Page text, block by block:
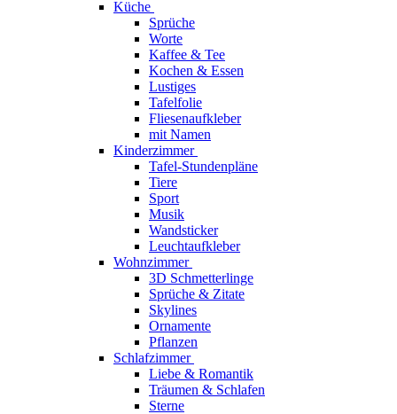
Küche
Sprüche
Worte
Kaffee & Tee
Kochen & Essen
Lustiges
Tafelfolie
Fliesenaufkleber
mit Namen
Kinderzimmer
Tafel-Stundenpläne
Tiere
Sport
Musik
Wandsticker
Leuchtaufkleber
Wohnzimmer
3D Schmetterlinge
Sprüche & Zitate
Skylines
Ornamente
Pflanzen
Schlafzimmer
Liebe & Romantik
Träumen & Schlafen
Sterne